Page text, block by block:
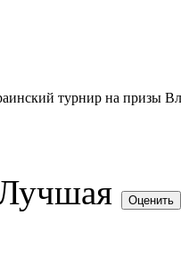
турнир на призы